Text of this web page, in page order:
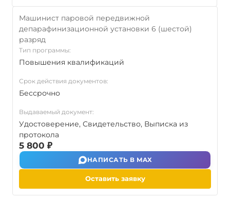
Машинист паровой передвижной
депарафинизационной установки 6 (шестой)
разряд
Тип программы:
Повышения квалификаций
Срок действия документов:
Бессрочно
Выдаваемый документ:
Удостоверение, Свидетельство, Выписка из
протокола
5 800 ₽
НАПИСАТЬ В MAX
Оставить заявку